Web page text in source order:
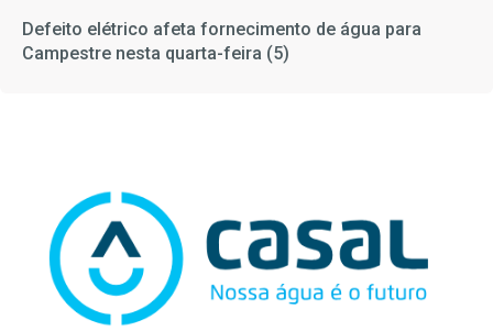
Defeito elétrico afeta fornecimento de água para
Campestre nesta quarta-feira (5)